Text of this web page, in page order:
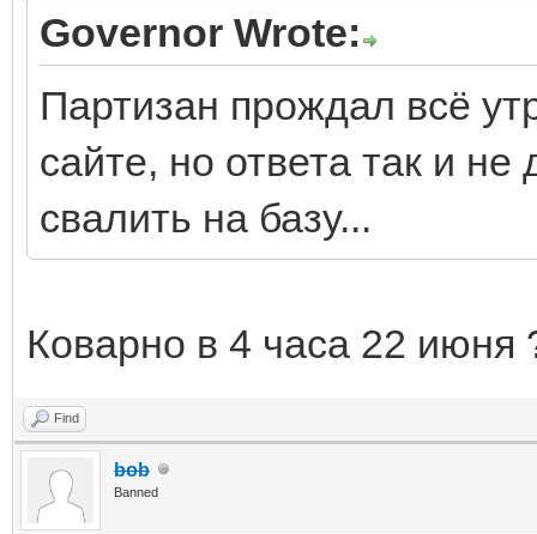
Governor Wrote:
Партизан прождал всё
сайте, но ответа так и
свалить на базу...
Коварно в 4 часа 22 июня
Find
bob
Banned